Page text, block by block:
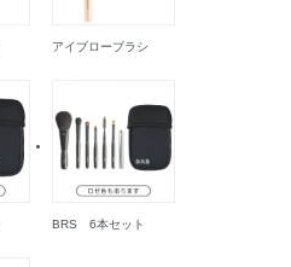
アイブローブラシ
BRS 6本セット